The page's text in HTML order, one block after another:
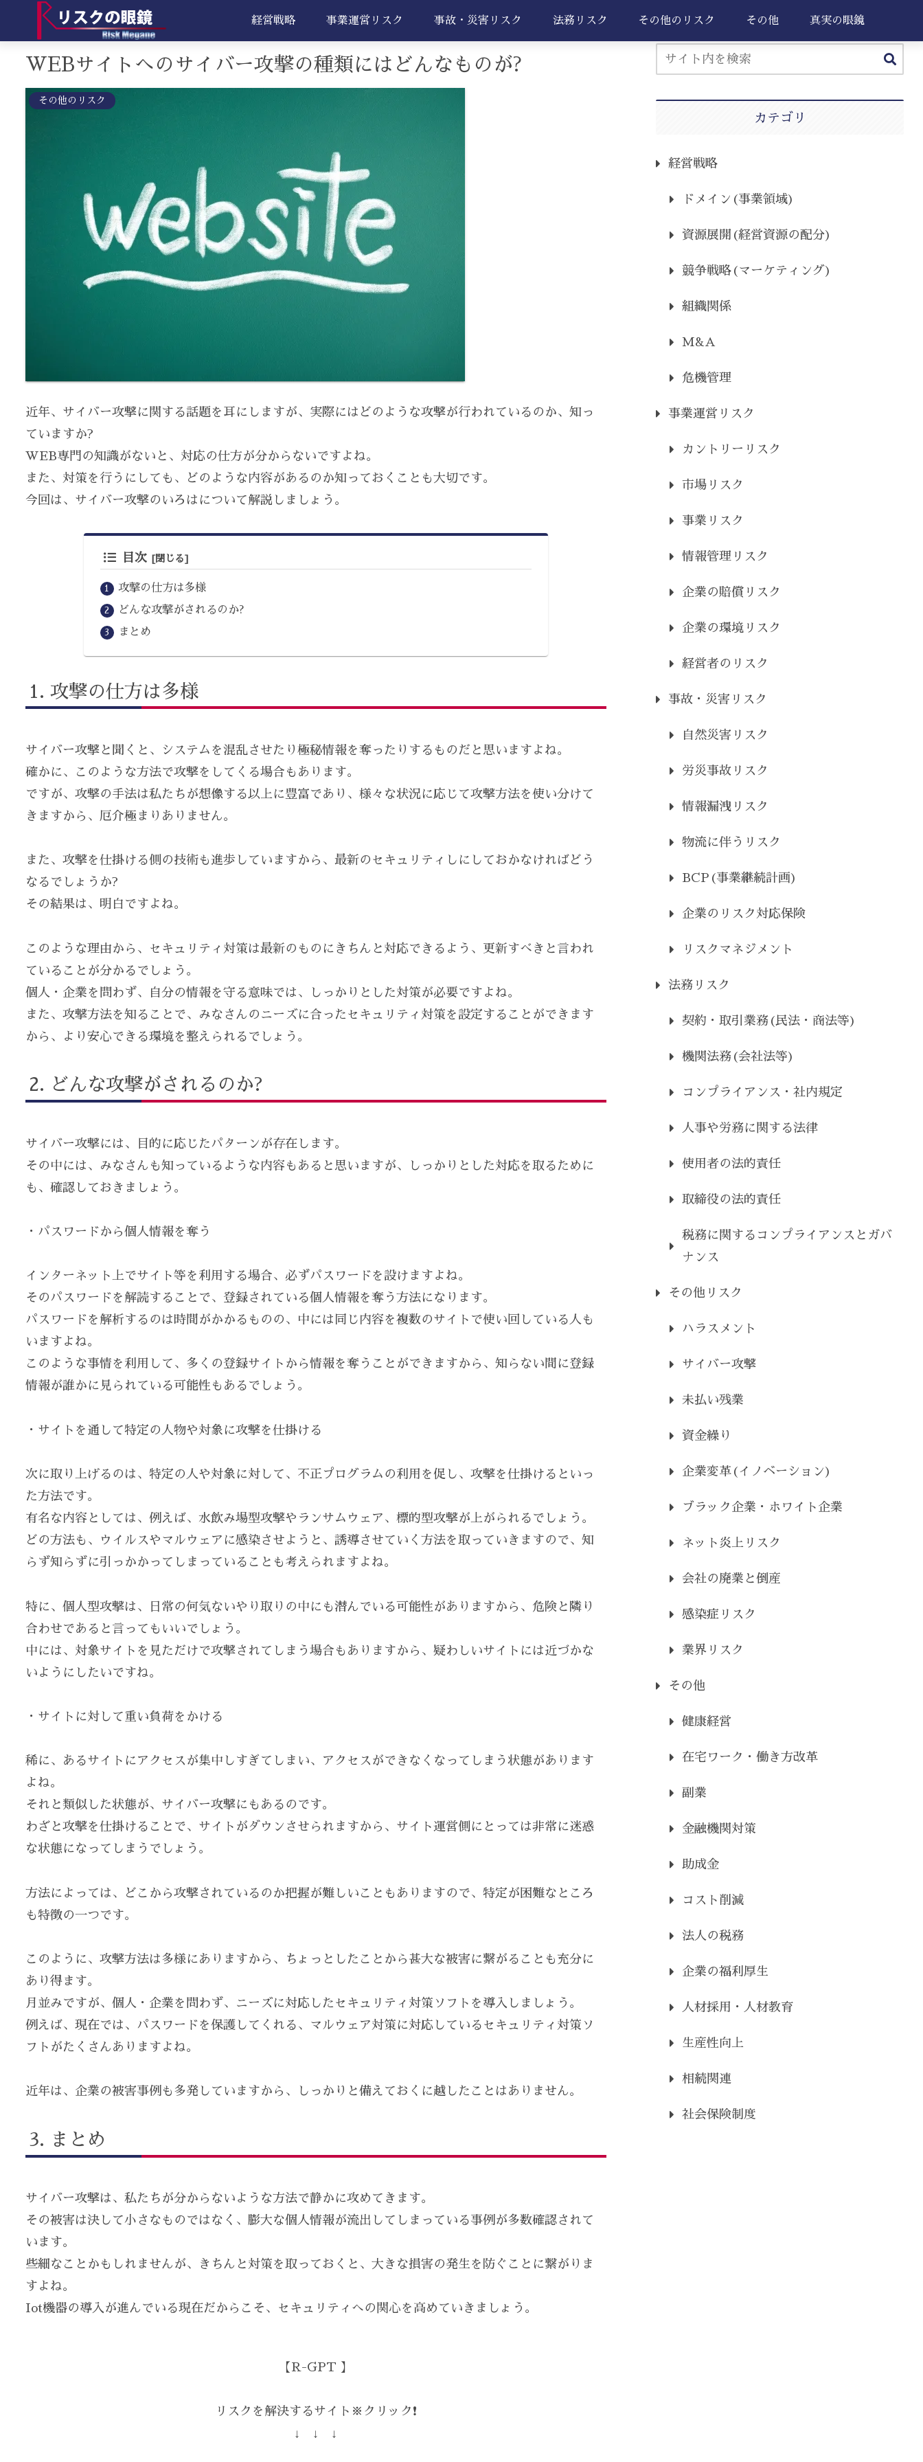
経営戦略 事業運営リスク 事故・災害リスク 法務リスク その他のリスク その他 真実の眼鏡
WEBサイトへのサイバー攻撃の種類にはどんなものが?
その他のリスク
近年、サイバー攻撃に関する話題を耳にしますが、実際にはどのような攻撃が行われているのか、知っ
ていますか?
WEB専門の知識がないと、対応の仕方が分からないですよね。
また、対策を行うにしても、どのような内容があるのか知っておくことも大切です。
今回は、サイバー攻撃のいろはについて解説しましょう。
目次
攻撃の仕方は多様
どんな攻撃がされるのか?
まとめ
攻撃の仕方は多様
サイバー攻撃と聞くと、システムを混乱させたり極秘情報を奪ったりするものだと思いますよね。
確かに、このような方法で攻撃をしてくる場合もあります。
ですが、攻撃の手法は私たちが想像する以上に豊富であり、様々な状況に応じて攻撃方法を使い分けて
きますから、厄介極まりありません。
また、攻撃を仕掛ける側の技術も進歩していますから、最新のセキュリティしにしておかなければどう
なるでしょうか?
その結果は、明白ですよね。
このような理由から、セキュリティ対策は最新のものにきちんと対応できるよう、更新すべきと言われ
ていることが分かるでしょう。
個人・企業を問わず、自分の情報を守る意味では、しっかりとした対策が必要ですよね。
また、攻撃方法を知ることで、みなさんのニーズに合ったセキュリティ対策を設定することができます
から、より安心できる環境を整えられるでしょう。
どんな攻撃がされるのか?
サイバー攻撃には、目的に応じたパターンが存在します。
その中には、みなさんも知っているような内容もあると思いますが、しっかりとした対応を取るために
も、確認しておきましょう。
・パスワードから個人情報を奪う
インターネット上でサイト等を利用する場合、必ずパスワードを設けますよね。
そのパスワードを解読することで、登録されている個人情報を奪う方法になります。
パスワードを解析するのは時間がかかるものの、中には同じ内容を複数のサイトで使い回している人も
いますよね。
このような事情を利用して、多くの登録サイトから情報を奪うことができますから、知らない間に登録
情報が誰かに見られている可能性もあるでしょう。
・サイトを通して特定の人物や対象に攻撃を仕掛ける
次に取り上げるのは、特定の人や対象に対して、不正プログラムの利用を促し、攻撃を仕掛けるといっ
た方法です。
有名な内容としては、例えば、水飲み場型攻撃やランサムウェア、標的型攻撃が上がられるでしょう。
どの方法も、ウイルスやマルウェアに感染させようと、誘導させていく方法を取っていきますので、知
らず知らずに引っかかってしまっていることも考えられますよね。
特に、個人型攻撃は、日常の何気ないやり取りの中にも潜んでいる可能性がありますから、危険と隣り
合わせであると言ってもいいでしょう。
中には、対象サイトを見ただけで攻撃されてしまう場合もありますから、疑わしいサイトには近づかな
いようにしたいですね。
・サイトに対して重い負荷をかける
稀に、あるサイトにアクセスが集中しすぎてしまい、アクセスができなくなってしまう状態があります
よね。
それと類似した状態が、サイバー攻撃にもあるのです。
わざと攻撃を仕掛けることで、サイトがダウンさせられますから、サイト運営側にとっては非常に迷惑
な状態になってしまうでしょう。
方法によっては、どこから攻撃されているのか把握が難しいこともありますので、特定が困難なところ
も特徴の一つです。
このように、攻撃方法は多様にありますから、ちょっとしたことから甚大な被害に繋がることも充分に
あり得ます。
月並みですが、個人・企業を問わず、ニーズに対応したセキュリティ対策ソフトを導入しましょう。
例えば、現在では、パスワードを保護してくれる、マルウェア対策に対応しているセキュリティ対策ソ
フトがたくさんありますよね。
近年は、企業の被害事例も多発していますから、しっかりと備えておくに越したことはありません。
まとめ
サイバー攻撃は、私たちが分からないような方法で静かに攻めてきます。
その被害は決して小さなものではなく、膨大な個人情報が流出してしまっている事例が多数確認されて
います。
些細なことかもしれませんが、きちんと対策を取っておくと、大きな損害の発生を防ぐことに繋がりま
すよね。
Iot機器の導入が進んでいる現在だからこそ、セキュリティへの関心を高めていきましょう。
【R-GPT 】
リスクを解決するサイト※クリック❗️
↓ ↓ ↓
カテゴリ
経営戦略
ドメイン(事業領域)
資源展開(経営資源の配分)
競争戦略(マーケティング)
組織関係
M&A
危機管理
事業運営リスク
カントリーリスク
市場リスク
事業リスク
情報管理リスク
企業の賠償リスク
企業の環境リスク
経営者のリスク
事故・災害リスク
自然災害リスク
労災事故リスク
情報漏洩リスク
物流に伴うリスク
BCP(事業継続計画)
企業のリスク対応保険
リスクマネジメント
法務リスク
契約・取引業務(民法・商法等)
機関法務(会社法等)
コンプライアンス・社内規定
人事や労務に関する法律
使用者の法的責任
取締役の法的責任
税務に関するコンプライアンスとガバ
ナンス
その他リスク
ハラスメント
サイバー攻撃
未払い残業
資金繰り
企業変革(イノベーション)
ブラック企業・ホワイト企業
ネット炎上リスク
会社の廃業と倒産
感染症リスク
業界リスク
その他
健康経営
在宅ワーク・働き方改革
副業
金融機関対策
助成金
コスト削減
法人の税務
企業の福利厚生
人材採用・人材教育
生産性向上
相続関連
社会保険制度